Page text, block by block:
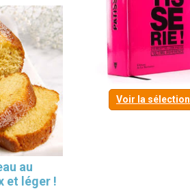
au
et léger !
Voir la sélection